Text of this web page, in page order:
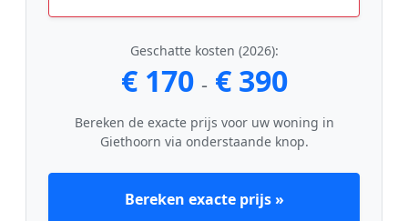
Geschatte kosten (2026):
€ 170 - € 390
Bereken de exacte prijs voor uw woning in
Giethoorn via onderstaande knop.
Bereken exacte prijs »